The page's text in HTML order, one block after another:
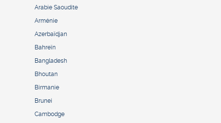
Arabie Saoudite
Arménie
Azerbaïdjan
Bahreïn
Bangladesh
Bhoutan
Birmanie
Brunei
Cambodge